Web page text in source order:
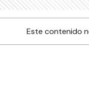
Este contenido